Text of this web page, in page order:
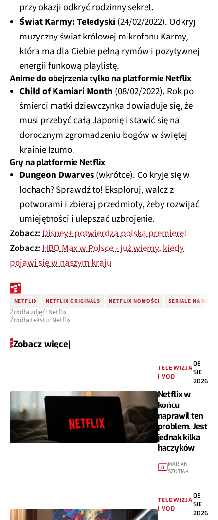
przy okazji odkryć rodzinny sekret.
Świat Karmy: Teledyski(24/02/2022). Odkryj
muzyczny świat królowej mikrofonu Karmy,
która ma dla Ciebie pełną rymów i pozytywnej
energii funkową playlistę.
Anime do obejrzenia tylko na platformie Netflix
Child of Kamiari Month (08/02/2022). Rok po
śmierci matki dziewczynka dowiaduje się, że
musi przebyć całą Japonię i stawić się na
dorocznym zgromadzeniu bogów w świętej
krainie Izumo.
Gry na platformie Netflix
Dungeon Dwarves(wkrótce). Co kryje się w
lochach? Sprawdź to! Eksploruj, walcz z
potworami i zbieraj przedmioty, żeby rozwijać
umiejętności i ulepszać uzbrojenie.
Zobacz:Disney+ potwierdza polską premierę!
Zobacz:HBO Max w Polsce - już wiemy, kiedy
pojawi się w naszym kraju
NETFLIX NETFLIX ORIGINALS NETFLIX NOWOŚCI SERIALE NA
Źródła zdjęć: Netflix
Źródła tekstu: Netflix
Zobacz więcej
TELEWIZJA
I VOD
06
SIE
2026
Netflix w
końcu
naprawił ten
problem. Jest
jednak kilka
haczyków
0
MARIAN
SZUTIAK
TELEWIZJA
I VOD
05
SIE
2026